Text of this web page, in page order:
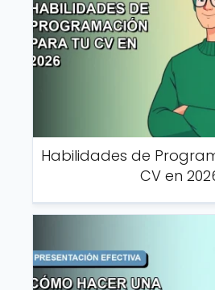
Habilidades de
CV en